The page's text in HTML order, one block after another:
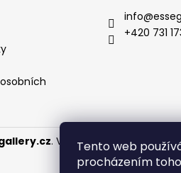
Tento web
procházením
info@
+420 731
. Všechna práva